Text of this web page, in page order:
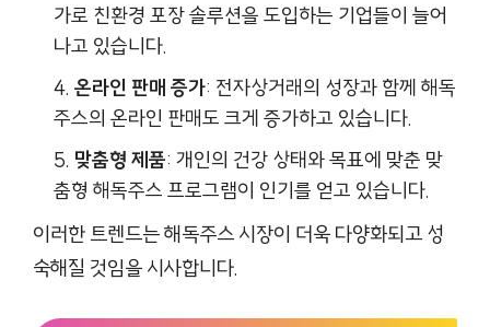
가로 친환경 포장 솔루션을 도입하는 기업들이 늘어
나고 있습니다.
온라인 판매 증가: 전자상거래의 성장과 함께 해독
주스의 온라인 판매도 크게 증가하고 있습니다.
맞춤형 제품: 개인의 건강 상태와 목표에 맞춘 맞
춤형 해독주스 프로그램이 인기를 얻고 있습니다.
이러한 트렌드는 해독주스 시장이 더욱 다양화되고 성
숙해질 것임을 시사합니다.